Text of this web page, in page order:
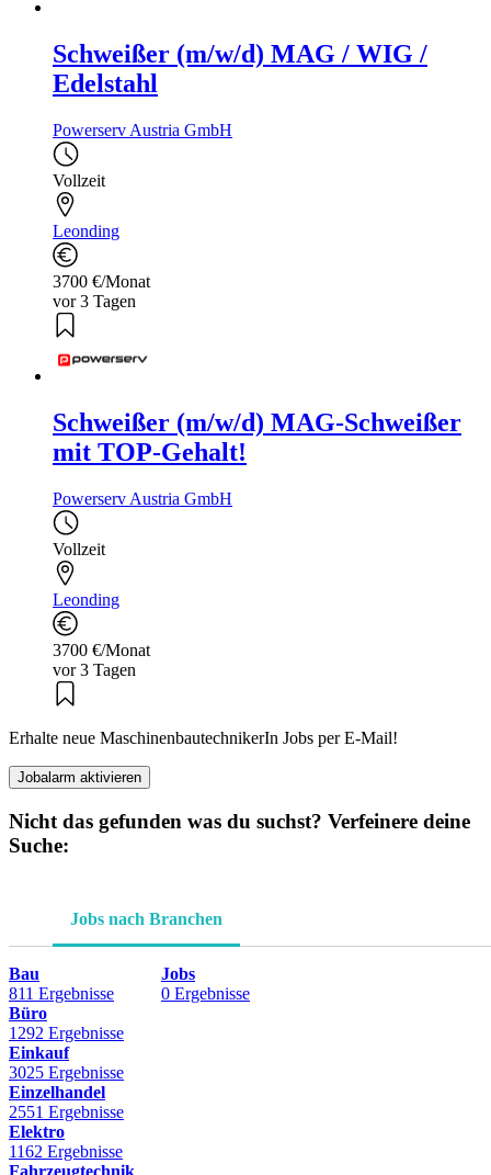
Schweißer (m/w/d) MAG / WIG /
Edelstahl
Powerserv Austria GmbH
Vollzeit
Leonding
3700 €/Monat
vor 3 Tagen
Schweißer (m/w/d) MAG-Schweißer
mit TOP-Gehalt!
Powerserv Austria GmbH
Vollzeit
Leonding
3700 €/Monat
vor 3 Tagen
Erhalte neue MaschinenbautechnikerIn Jobs per E-Mail!
Jobalarm aktivieren
Nicht das gefunden was du suchst? Verfeinere deine
Suche:
Jobs nach Branchen
Bau
811 Ergebnisse
Büro
1292 Ergebnisse
Einkauf
3025 Ergebnisse
Einzelhandel
2551 Ergebnisse
Elektro
1162 Ergebnisse
Fahrzeugtechnik
Jobs
0 Ergebnisse